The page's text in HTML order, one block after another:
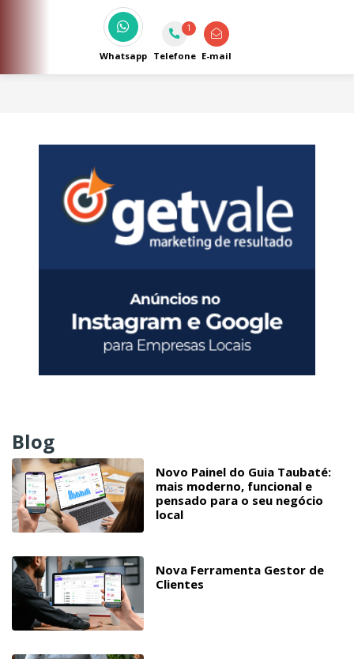
Whatsapp
1
Telefone E-mail
Blog
Novo Painel do Guia Taubaté:
mais moderno, funcional e
pensado para o seu negócio
local
Nova Ferramenta Gestor de
Clientes